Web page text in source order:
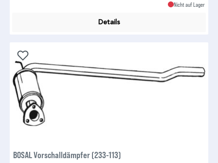
Nicht auf Lager
Details
BOSAL Vorschalldämpfer (233-113)